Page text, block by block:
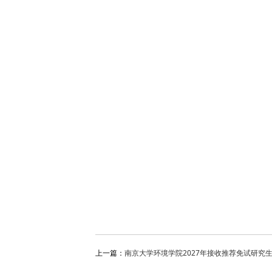
上一篇： 南京大学环境学院2027年接收推荐免试研究